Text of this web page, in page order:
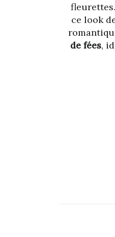
ce look
de fées,